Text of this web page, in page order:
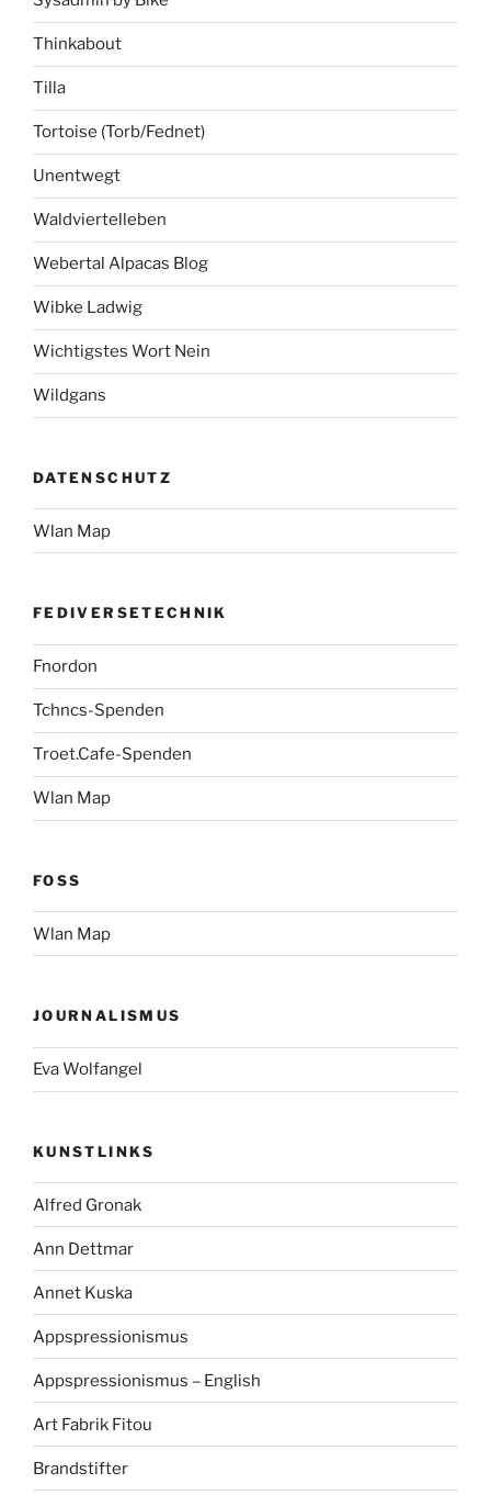
Thinkabout
Tilla
Tortoise (Torb/Fednet)
Unentwegt
Waldviertelleben
Webertal Alpacas Blog
Wibke Ladwig
Wichtigstes Wort Nein
Wildgans
DATENSCHUTZ
Wlan Map
FEDIVERSETECHNIK
Fnordon
Tchncs-Spenden
Troet.Cafe-Spenden
Wlan Map
FOSS
Wlan Map
JOURNALISMUS
Eva Wolfangel
KUNSTLINKS
Alfred Gronak
Ann Dettmar
Annet Kuska
Appspressionismus
Appspressionismus – English
Art Fabrik Fitou
Brandstifter